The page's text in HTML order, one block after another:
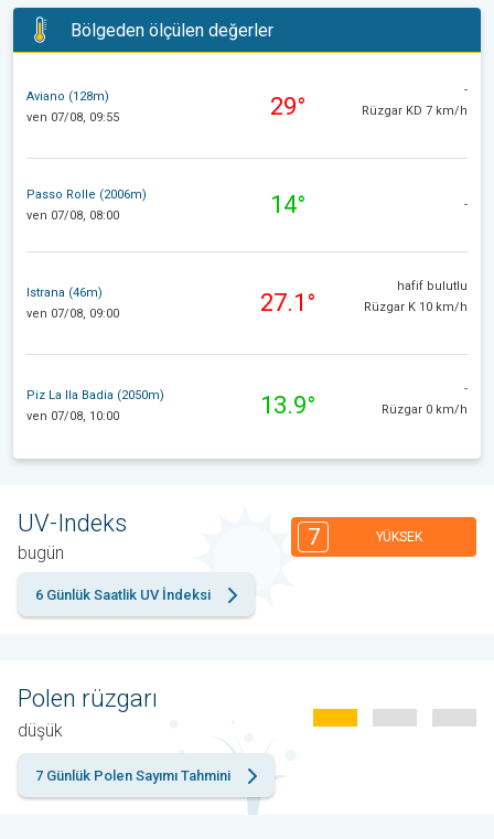
Bölgeden ölçülen değerler
Aviano (128m)
ven 07/08, 09:55
29°
-
Rüzgar KD 7 km/h
Passo Rolle (2006m)
ven 07/08, 08:00
14° -
Istrana (46m)
ven 07/08, 09:00
27.1°
hafif bulutlu
Rüzgar K 10 km/h
Piz La Ila Badia (2050m)
ven 07/08, 10:00
13.9°
-
Rüzgar 0 km/h
UV-Indeks
bugün
7 YÜKSEK
6 Günlük Saatlik UV İndeksi
Polen rüzgarı
düşük
7 Günlük Polen Sayımı Tahmini